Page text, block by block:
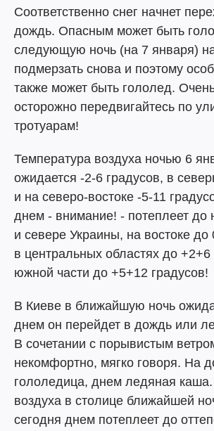
Соответственно снег начнет
дождь. Опасным может быть
следующую ночь (на 7 января)
подмерзать снова и поэтому
также может быть гололед.
осторожно передвигайтесь по
тротуарам!
Температура воздуха ночью 6
ожидается -2-6 градусов, в
и на северо-востоке -5-11
днем - внимание! - потеплеет до
и севере Украины, на востоке до
в центральных областях до +2+6
южной части до +5+12 градусов!
В Киеве в ближайшую ночь
днем он перейдет в дождь или
В сочетании с порывистым
некомфортно, мягко говоря. На
гололедица, днем ледяная
воздуха в столице ближайшей
сегодня днем потеплеет до